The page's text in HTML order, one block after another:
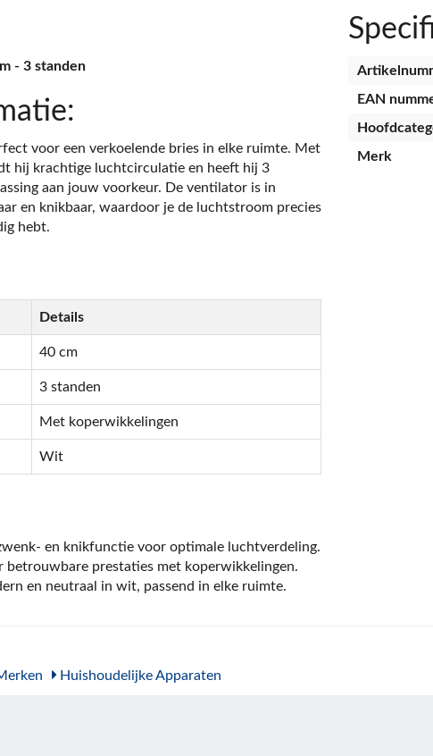
- 3 standen
voor een verkoelende bries in elke ruimte. Met
hij krachtige luchtcirculatie en heeft hij 3
aan jouw voorkeur. De ventilator is in
en knikbaar, waardoor je de luchtstroom precies
hebt.
Details
40 cm
3 standen
Met koperwikkelingen
Wit
en knikfunctie voor optimale luchtverdeling.
betrouwbare prestaties met koperwikkelingen.
en neutraal in wit, passend in elke ruimte.
EAN
Merk
Huishoudelijke Apparaten